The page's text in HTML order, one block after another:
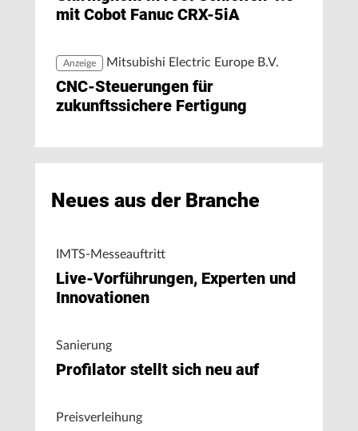
mit Cobot Fanuc CRX-5iA
Anzeige Mitsubishi Electric Europe B.V.
CNC-Steuerungen für
zukunftssichere Fertigung
Neues aus der Branche
IMTS-Messeauftritt
Live-Vorführungen, Experten und
Innovationen
Sanierung
Profilator stellt sich neu auf
Preisverleihung